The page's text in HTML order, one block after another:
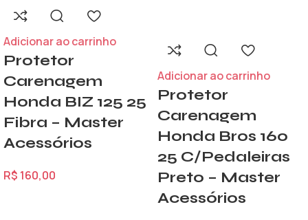
Adicionar ao carrinho
Protetor
Carenagem
Honda BIZ 125 25
Fibra – Master
Acessórios
R$ 160,00
Adicionar ao carrinho
Protetor
Carenagem
Honda Bros 160
25 C/Pedaleiras
Preto – Master
Acessórios